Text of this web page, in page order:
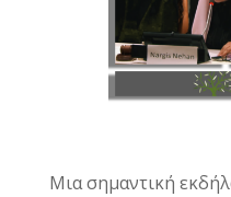
Μια σημαντική